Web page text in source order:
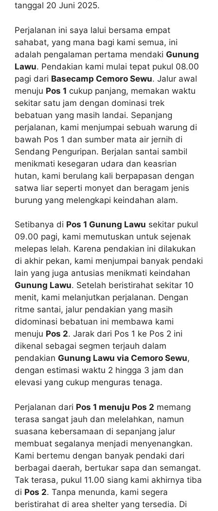
tanggal 20 Juni 2025.
Perjalanan ini saya lalui bersama empat
sahabat, yang mana bagi kami semua, ini
adalah pengalaman pertama mendaki Gunung
Lawu. Pendakian kami mulai tepat pukul 08.00
pagi dari Basecamp Cemoro Sewu. Jalur awal
menuju Pos 1 cukup panjang, memakan waktu
sekitar satu jam dengan dominasi trek
bebatuan yang masih landai. Sepanjang
perjalanan, kami menjumpai sebuah warung di
bawah Pos 1 dan sumber mata air jernih di
Sendang Penguripan. Berjalan santai sambil
menikmati kesegaran udara dan keasrian
hutan, kami berulang kali berpapasan dengan
satwa liar seperti monyet dan beragam jenis
burung yang melengkapi keindahan alam.
Setibanya di Pos 1 Gunung Lawu sekitar pukul
09.00 pagi, kami memutuskan untuk sejenak
melepas lelah. Karena pendakian ini dilakukan
di akhir pekan, kami menjumpai banyak pendaki
lain yang juga antusias menikmati keindahan
Gunung Lawu. Setelah beristirahat sekitar 10
menit, kami melanjutkan perjalanan. Dengan
ritme santai, jalur pendakian yang masih
didominasi bebatuan ini membawa kami
menuju Pos 2. Jarak dari Pos 1 ke Pos 2 ini
dikenal sebagai segmen terjauh dalam
pendakian Gunung Lawu via Cemoro Sewu,
dengan estimasi waktu 2 hingga 3 jam dan
elevasi yang cukup menguras tenaga.
Perjalanan dari Pos 1 menuju Pos 2 memang
terasa sangat jauh dan melelahkan, namun
suasana kebersamaan di sepanjang jalur
membuat segalanya menjadi menyenangkan.
Kami bertemu dengan banyak pendaki dari
berbagai daerah, bertukar sapa dan semangat.
Tak terasa, pukul 11.00 siang kami akhirnya tiba
di Pos 2. Tanpa menunda, kami segera
beristirahat di area shelter yang tersedia. Di